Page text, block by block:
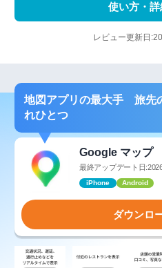
使い方・
レビュー更新日
地図アプリの最大手 旅先
れひとつ
Google マップ
最終アップデート日
iPhone Android
ダウンロ